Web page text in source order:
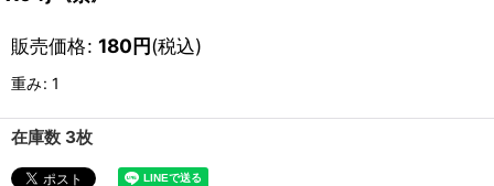
販売価格: 180円(税込)
重み: 1
在庫数 3枚